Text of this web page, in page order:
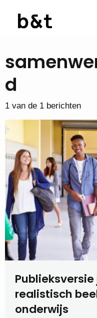
d
1 van de 1 berichten
realistisch
onderwijs